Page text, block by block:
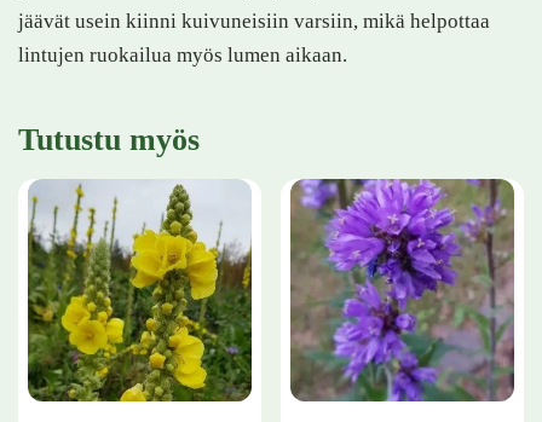
jäävät usein kiinni kuivuneisiin varsiin, mikä helpottaa
lintujen ruokailua myös lumen aikaan.
Tutustu myös